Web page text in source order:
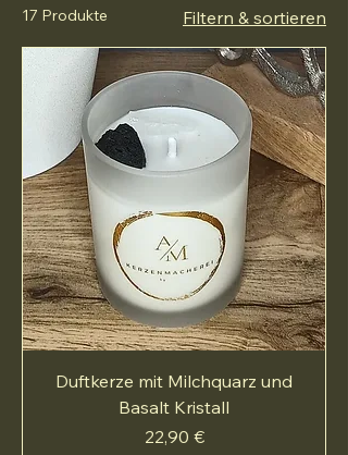
17 Produkte Filtern & sortieren
Duftkerze mit Milchquarz und
Basalt Kristall
Preis
22,90 €